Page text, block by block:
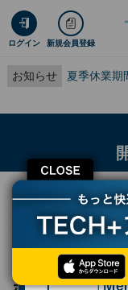
ログイン 新規会員登録
お知らせ 夏季休業期
TECH+ 企業IT
開
米消費者団体が
米消費者団体